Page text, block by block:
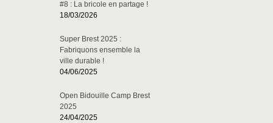
#8 : La bricole en partage !
18/03/2026
Super Brest 2025 :
Fabriquons ensemble la
ville durable !
04/06/2025
Open Bidouille Camp Brest
2025
24/04/2025